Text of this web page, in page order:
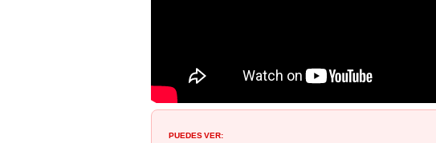
PUEDES VER: